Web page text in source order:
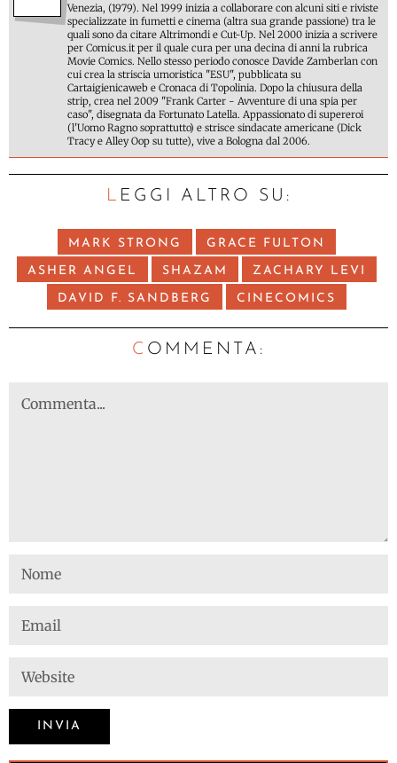
Venezia, (1979). Nel 1999 inizia a collaborare con alcuni siti e riviste
specializzate in fumetti e cinema (altra sua grande passione) tra le
quali sono da citare Altrimondi e Cut-Up. Nel 2000 inizia a scrivere
per Comicus.it per il quale cura per una decina di anni la rubrica
Movie Comics. Nello stesso periodo conosce Davide Zamberlan con
cui crea la striscia umoristica "ESU", pubblicata su
Cartaigienicaweb e Cronaca di Topolinia. Dopo la chiusura della
strip, crea nel 2009 "Frank Carter - Avventure di una spia per
caso", disegnata da Fortunato Latella. Appassionato di supereroi
(l'Uomo Ragno soprattutto) e strisce sindacate americane (Dick
Tracy e Alley Oop su tutte), vive a Bologna dal 2006.
LEGGI ALTRO SU:
MARK STRONG GRACE FULTON
ASHER ANGEL SHAZAM ZACHARY LEVI
DAVID F. SANDBERG CINECOMICS
C OMMENTA: